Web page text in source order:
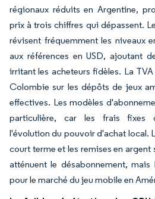
régionaux réduits en Argentine,
prix à trois chiffres qui dépassent.
révisent fréquemment les niveaux
aux références en USD, ajoutant
irritant les acheteurs fidèles. La
Colombie sur les dépôts de jeux
effectives. Les modèles
particulière, car les frais fixes
l'évolution du pouvoir d'achat local.
court terme et les remises en argent
atténuent le désabonnement,
pour le marché du jeu mobile en